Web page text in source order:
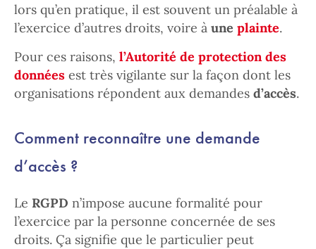
lors qu’en pratique, il est souvent un préalable à
l’exercice d’autres droits, voire à une plainte.
Pour ces raisons, l’Autorité de protection des
données est très vigilante sur la façon dont les
organisations répondent aux demandes d’accès.
Comment reconnaître une demande
d’accès ?
Le RGPD n’impose aucune formalité pour
l’exercice par la personne concernée de ses
droits. Ça signifie que le particulier peut